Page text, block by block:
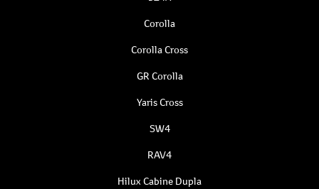
Corolla
Corolla Cross
GR Corolla
Yaris Cross
SW4
RAV4
Hilux Cabine Dupla